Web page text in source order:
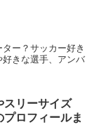
愛いと評判にな
ー？サッカー好き
きな選手、アンバ
スリーサイズ
プロフィールま